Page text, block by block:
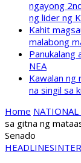
ngayong
ng lider ng
Kahit
malabong
NEA
Kawalan ng
na singil sa
Home NATIONAL
sa gitna ng
Senado
HEADLINES